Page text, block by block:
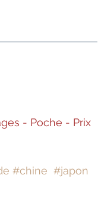
- Poche - Prix
#chine #japon